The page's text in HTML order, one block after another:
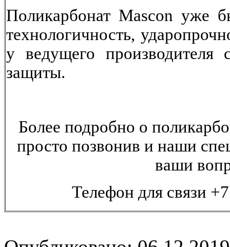
Поликарбонат Mascon уже
технологичность,
у ведущего производителя
защиты.
Более подробно о
просто позвонив и наши
ваши
Телефон для связи